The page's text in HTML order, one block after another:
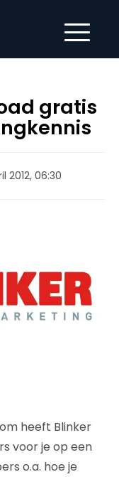
gratis
2012, 06:30
heeft Blinker
voor je op een
o.a. hoe je